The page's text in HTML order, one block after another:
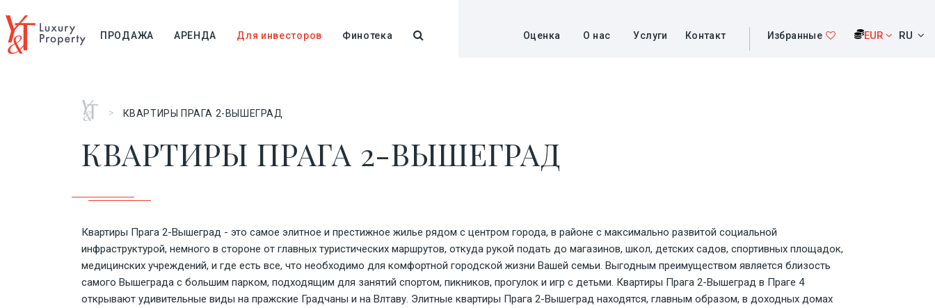
ПРОДАЖА АРЕНДА Для инвесторов Финотека Оценка О нас Услуги Контакт Избранные EUR RU
Главная
> КВАРТИРЫ ПРАГА 2-ВЫШЕГРАД
КВАРТИРЫ ПРАГА 2-ВЫШЕГРАД
Квартиры Прага 2-Вышеград - это самое элитное и престижное жилье рядом с центром города, в районе с максимально развитой социальной
инфраструктурой, немного в стороне от главных туристических маршрутов, откуда рукой подать до магазинов, школ, детских садов, спортивных площадок,
медицинских учреждений, и где есть все, что необходимо для комфортной городской жизни Вашей семьи. Выгодным преимуществом является близость
самого Вышеграда с большим парком, подходящим для занятий спортом, пикников, прогулок и игр с детьми. Квартиры Прага 2-Вышеград в Праге 4
открывают удивительные виды на пражские Градчаны и на Влтаву. Элитные квартиры Прага 2-Вышеград находятся, главным образом, в доходных домах